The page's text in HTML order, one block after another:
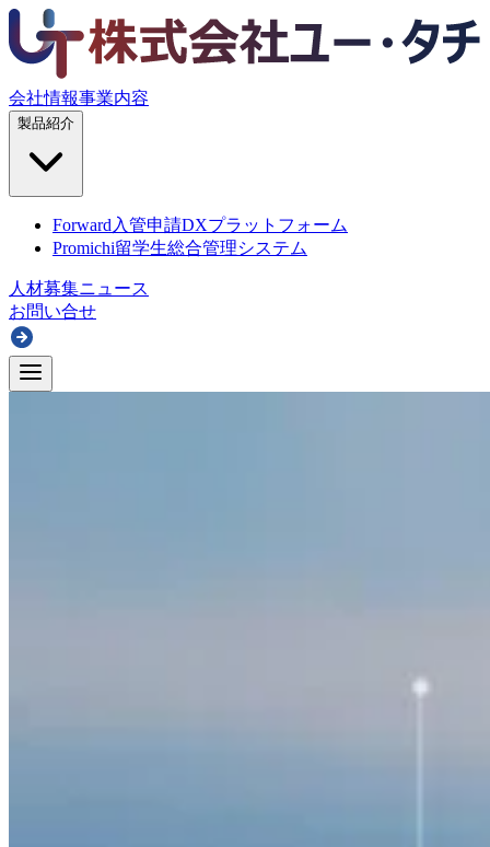
会社情報事業内容
製品紹介
Forward 入管申請DXプラットフォーム
Promichi留学生総合管理システム
人材募集ニュース
お問い合せ